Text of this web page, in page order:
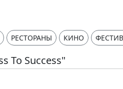
РЕСТОРАНЫ КИНО
To Success"